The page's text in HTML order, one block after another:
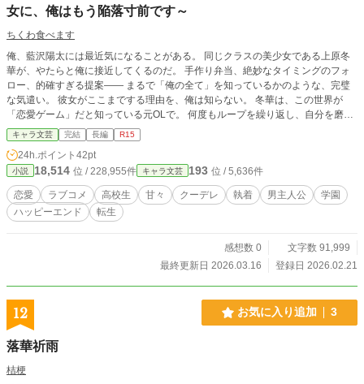
女に、俺はもう陥落寸前です～
ちくわ食べます
俺、藍沢陽太には最近気になることがある。 同じクラスの美少女である上原冬
華が、やたらと俺に接近してくるのだ。 手作り弁当、絶妙なタイミングのフォ
ロー、的確すぎる提案—— まるで「俺の全て」を知っているかのような、完璧
な気遣い。 彼女がここまでする理由を、俺は知らない。 冬華は、この世界が
「恋愛ゲーム」だと知っている元OLで。 何度もループを繰り返し、自分を磨き
続けてきたモブキャラだったことを。
キャラ文芸 完結 長編 R15
24h.ポイント 42pt
小説 18,514 位 / 228,955件 キャラ文芸 193 位 / 5,636件
恋愛 ラブコメ 高校生 甘々 クーデレ 執着 男主人公
学園
ハッピーエンド
転生
感想数 0
文字数 91,999
最終更新日 2026.03.16
登録日 2026.02.21
12 お気に入り追加 3
落華祈雨
桔梗